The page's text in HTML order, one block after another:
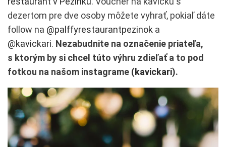
dezertom pre dve osoby môžete vyhrať, pokiaľ dáte
follow na @palffyrestaurantpezinok a
@kavickari. Nezabudnite na označenie priateľa,
s ktorým by si chcel túto výhru zdieľať a to pod
fotkou na našom instagrame (kavickari).